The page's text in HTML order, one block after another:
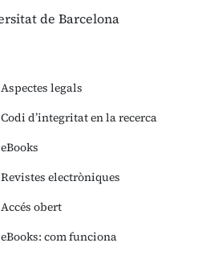
Aspectes legals
Codi d’integritat en la recerca
eBooks
Revistes electròniques
Accés obert
eBooks: com funciona